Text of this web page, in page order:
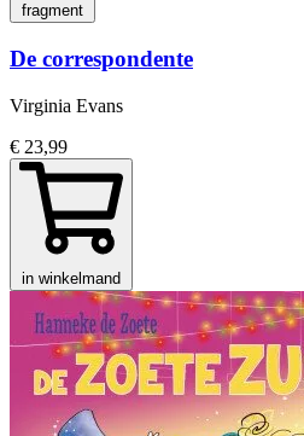
fragment
De correspondente
Virginia Evans
€ 23,99
in winkelmand